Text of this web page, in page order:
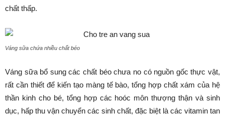
chất thấp.
Váng sữa chứa nhiều chất béo
Váng sữa bổ sung các chất béo chưa no có nguồn gốc thực vật,
rất cần thiết để kiến tạo màng tế bào, tổng hợp chất xám của hệ
thần kinh cho bé, tổng hợp các hoóc môn thượng thận và sinh
dục, hấp thu vận chuyển các sinh chất, đặc biệt là các vitamin tan